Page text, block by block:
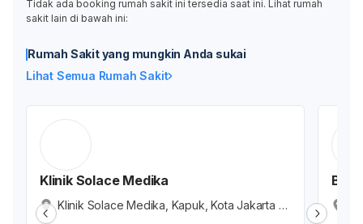
Tidak ada booking rumah sakit ini tersedia saat ini. Lihat rumah
sakit lain di bawah ini:
Rumah Sakit yang mungkin Anda sukai
Lihat Semua Rumah Sakit
Klinik Solace Medika
Klinik Solace Medika, Kapuk, Kota Jakarta B